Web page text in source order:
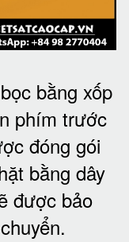
bằng xốp
phím trước
đóng gói
bằng dây
được bảo
n.